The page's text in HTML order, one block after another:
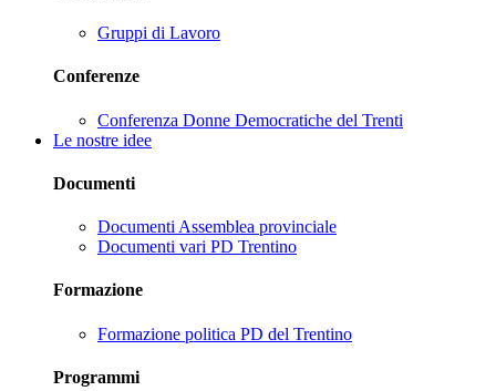
Gruppi di Lavoro
Conferenze
Conferenza Donne Democratiche del Trenti
Le nostre idee
Documenti
Documenti Assemblea provinciale
Documenti vari PD Trentino
Formazione
Formazione politica PD del Trentino
Programmi